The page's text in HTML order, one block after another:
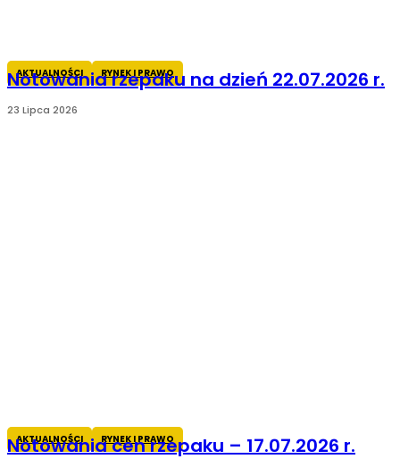
AKTUALNOŚCI RYNEK I PRAWO
Notowania rzepaku na dzień 22.07.2026 r.
23 Lipca 2026
AKTUALNOŚCI RYNEK I PRAWO
Notowania cen rzepaku – 17.07.2026 r.